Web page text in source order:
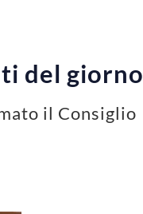
del giorno
il Consiglio